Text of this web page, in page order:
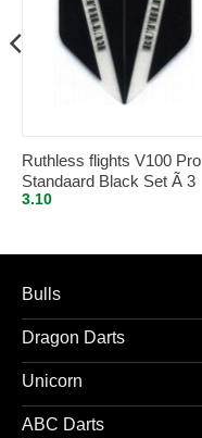
Ruthless flights V100 Pro
Standaard Black Set Ã 3
stuks
3.10
Bulls
Dragon Darts
Unicorn
ABC Darts